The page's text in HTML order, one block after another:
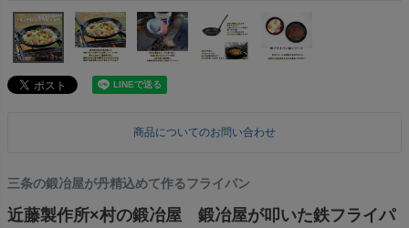
商品についてのお問い合わせ
三条の鍛冶屋が丹精込めて作るフライパン
近藤製作所×村の鍛冶屋 鍛冶屋が叩いた鉄フライパ